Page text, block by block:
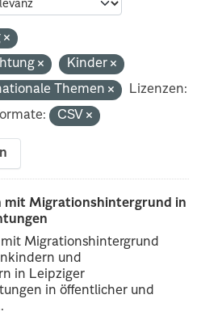
Kinder
Themen
Lizenzen:
CSV
mit Migrationshintergrund in
Migrationshintergrund
und
in Leipziger
in öffentlicher und